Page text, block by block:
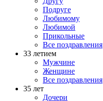
Подруге
Любимому
Любимой
Прикольные
Все поздравления
33 летием
Мужчине
Женщине
Все поздравления
35 лет
Дочери